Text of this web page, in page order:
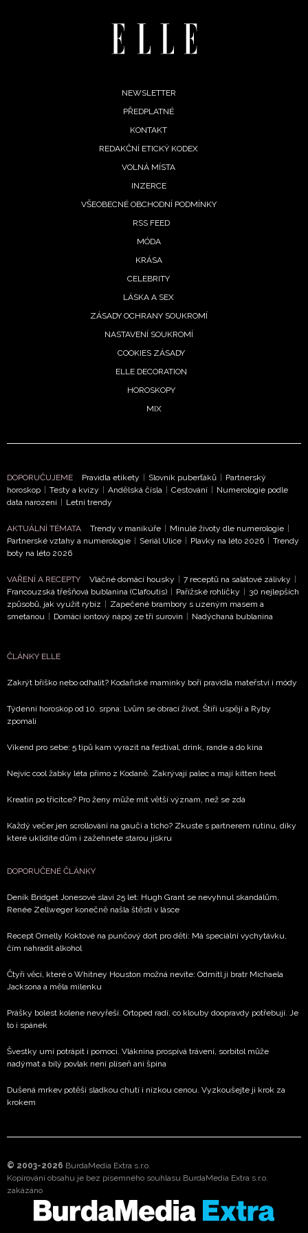
vyhodnocení akce a zasílání novinek.
NEWSLETTER
PŘEDPLATNÉ
KONTAKT
REDAKČNÍ ETICKÝ KODEX
VOLNÁ MÍSTA
INZERCE
VŠEOBECNÉ OBCHODNÍ PODMÍNKY
RSS FEED
MÓDA
KRÁSA
CELEBRITY
LÁSKA A SEX
ZÁSADY OCHRANY SOUKROMÍ
NASTAVENÍ SOUKROMÍ
COOKIES ZÁSADY
ELLE DECORATION
HOROSKOPY
MIX
DOPORUČUJEME Pravidla etikety Slovník puberťáků
Partnerský
horoskop
Testy a kvízy Andělská čísla Cestování
Numerologie podle
data narození
Letní trendy
AKTUÁLNÍ TÉMATA Trendy v manikúře Minulé životy dle numerologie
Partnerské vztahy a numerologie
Seriál Ulice Plavky na léto 2026
Trendy
boty na léto 2026
VAŘENÍ A RECEPTY Vláčné domácí housky 7 receptů na salátové zálivky
Francouzská třešňová bublanina (Clafoutis)
Pařížské rohlíčky
30 nejlepších
způsobů, jak využít rybíz
Zapečené brambory s uzeným masem a
smetanou
Domácí iontový nápoj ze tří surovin Nadýchaná bublanina
ČLÁNKY ELLE
Zakrýt bříško nebo odhalit? Kodaňské maminky boří pravidla mateřství i módy
Týdenní horoskop od 10. srpna: Lvům se obrací život, Štíři uspějí a Ryby
zpomalí
Víkend pro sebe: 5 tipů kam vyrazit na festival, drink, rande a do kina
Nejvíc cool žabky léta přímo z Kodaně. Zakrývají palec a mají kitten heel
Kreatin po třicítce? Pro ženy může mít větší význam, než se zdá
Každý večer jen scrollování na gauči a ticho? Zkuste s partnerem rutinu, díky
které uklidíte dům i zažehnete starou jiskru
DOPORUČENÉ ČLÁNKY
Deník Bridget Jonesové slaví 25 let: Hugh Grant se nevyhnul skandálům,
Renée Zellweger konečně našla štěstí v lásce
Recept Ornelly Koktové na punčový dort pro děti: Má speciální vychytávku,
čím nahradit alkohol
Čtyři věci, které o Whitney Houston možná nevíte: Odmítl ji bratr Michaela
Jacksona a měla milenku
Prášky bolest kolene nevyřeší. Ortoped radí, co klouby doopravdy potřebují. Je
to i spánek
Švestky umí potrápit i pomoci. Vláknina prospívá trávení, sorbitol může
nadýmat a bílý povlak není plíseň ani špína
Dušená mrkev potěší sladkou chutí i nízkou cenou. Vyzkoušejte ji krok za
krokem
© 2003-2026 BurdaMedia Extra s.r.o.
Kopírování obsahu je bez písemného souhlasu BurdaMedia Extra s.r.o.
zakázáno